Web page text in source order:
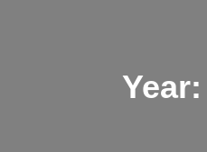
Year: